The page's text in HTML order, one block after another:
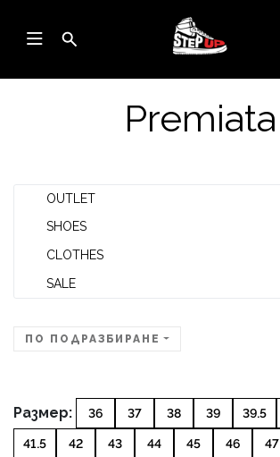
Premiata
OUTLET
SHOES
CLOTHES
SALE
ПО ПОДРАЗБИРАНЕ
Размер: 36 37 38 39 39.5
41.5 42 43 44 45 46 47